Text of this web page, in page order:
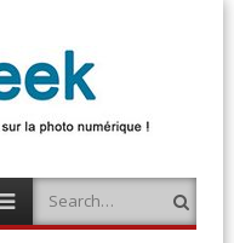
Search